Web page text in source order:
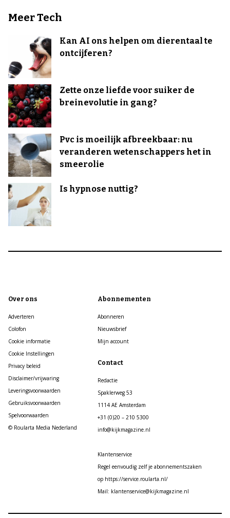
Meer Tech
Kan AI ons helpen om dierentaal te
ontcijferen?
Zette onze liefde voor suiker de
breinevolutie in gang?
Pvc is moeilijk afbreekbaar: nu
veranderen wetenschappers het in
smeerolie
Is hypnose nuttig?
Over ons
Adverteren
Colofon
Cookie informatie
Cookie Instellingen
Privacy beleid
Disclaimer/vrijwaring
Leveringsvoorwaarden
Gebruiksvoorwaarden
Spelvoorwaarden
© Roularta Media Nederland
Abonnementen
Abonneren
Nieuwsbrief
Mijn account
Contact
Redactie
Spaklerweg 53
1114 AE Amsterdam
+31 (0)20 – 210 5300
info@kijkmagazine.nl
Klantenservice
Regel eenvoudig zelf je abonnementszaken
op https://service.roularta.nl/
Mail: klantenservice@kijkmagazine.nl